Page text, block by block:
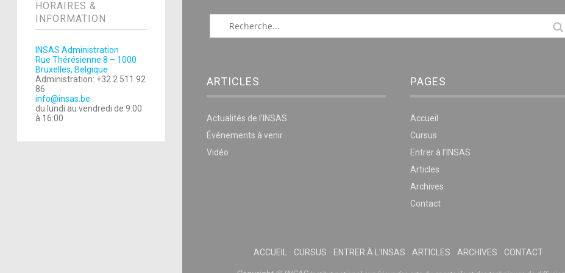
HORAIRES &
INFORMATION
INSAS Administration
Rue Thérésienne 8 – 1000
Bruxelles, Belgique
Administration: +32 2 511 92
86
info@insas.be
du lundi au vendredi de 9:00
à 16:00
ARTICLES
Actualités de l’INSAS
Événements à venir
Vidéo
PAGES
Accueil
Cursus
Entrer à l’INSAS
Articles
Archives
Contact
ACCUEIL CURSUS ENTRER À L’INSAS ARTICLES ARCHIVES CONTACT